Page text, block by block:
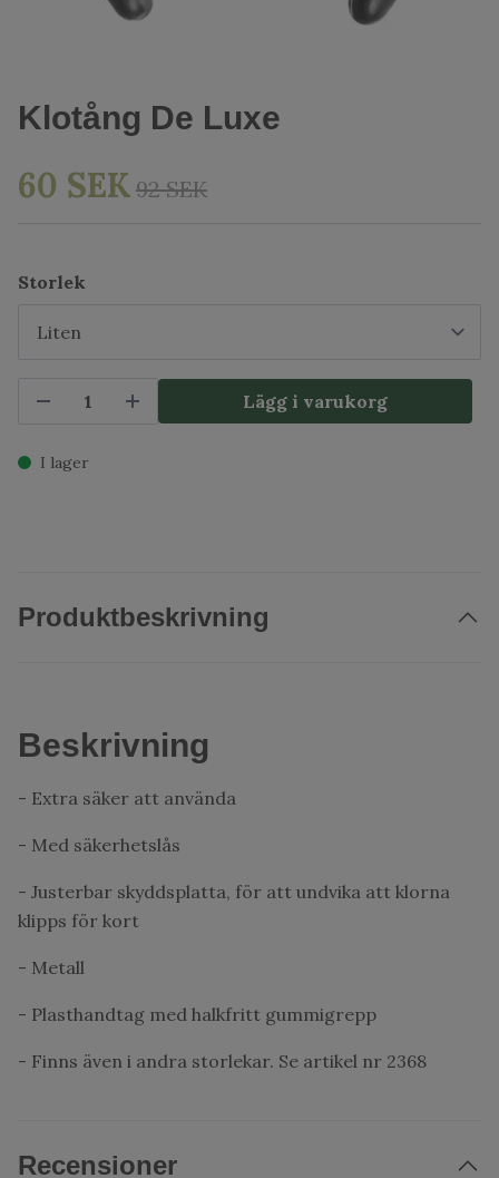
Klotång De Luxe
60 SEK 92 SEK
Storlek
Lägg i varukorg
I lager
Produktbeskrivning
Beskrivning
- Extra säker att använda
- Med säkerhetslås
- Justerbar skyddsplatta, för att undvika att klorna
klipps för kort
- Metall
- Plasthandtag med halkfritt gummigrepp
- Finns även i andra storlekar. Se artikel nr 2368
Recensioner